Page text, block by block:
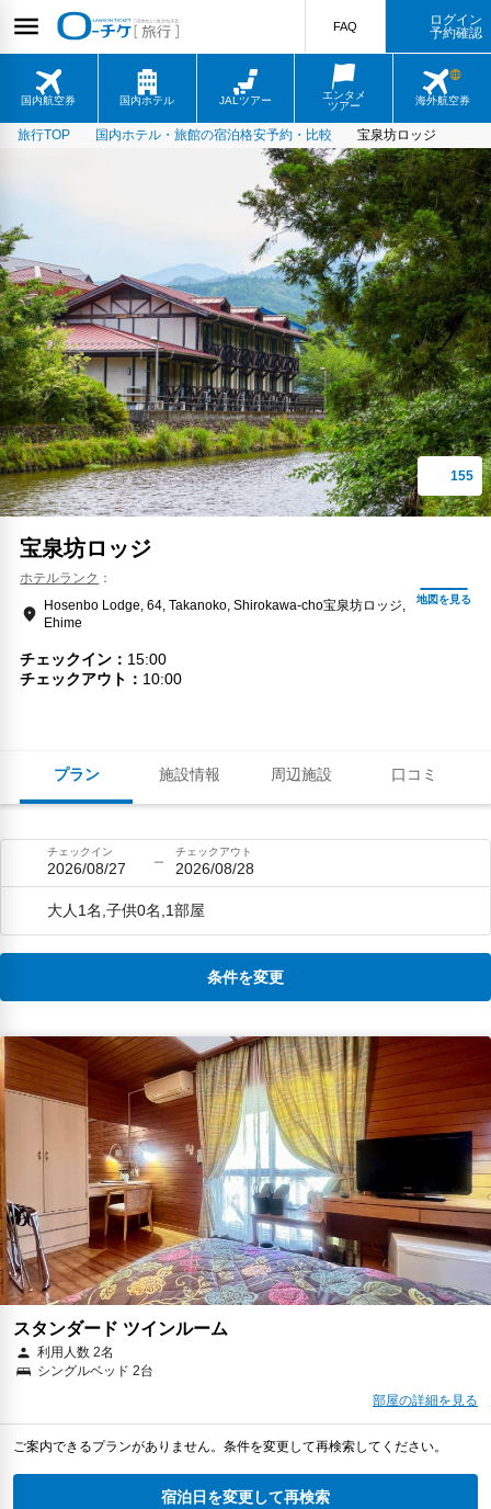
国内航空券 国内ホテル JALツアー
エンタメ
ツアー
海外航空券
FAQ
ログイン
予約確認
旅行TOP 国内ホテル・旅館の宿泊格安予約・比較 宝泉坊ロッジ
プラン 施設情報 周辺施設 口コミ
宝泉坊ロッジ
ホテルランク
Hosenbo Lodge, 64, Takanoko, Shirokawa-cho宝泉坊ロッジ,
Ehime
チェックイン
15:00
チェックアウト
10:00
チェックイン
2026/08/27
チェックアウト
2026/08/28
大人1名,子供0名,1部屋
条件を変更
スタンダード ツインルーム
利用人数 2名
シングルベッド 2台
部屋の詳細を見る
ご案内できるプランがありません。条件を変更して再検索してください。
宿泊日を変更して再検索